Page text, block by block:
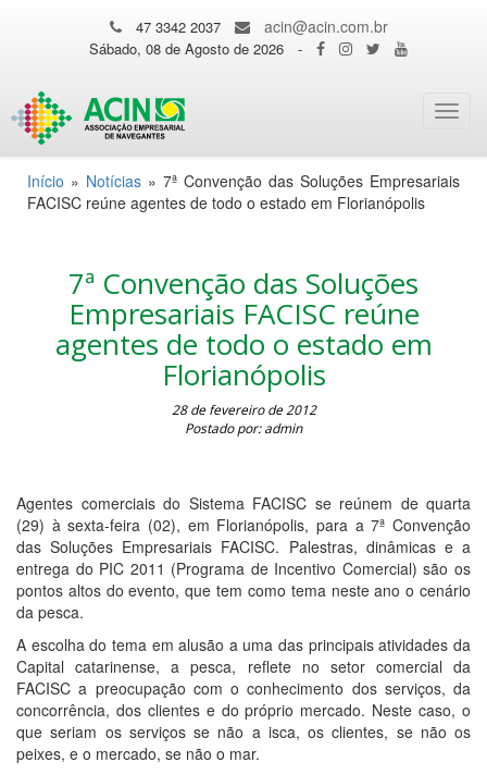
47 3342 2037 acin@acin.com.br
Sábado, 08 de Agosto de 2026 -
Início » Notícias » 7ª Convenção das Soluções Empresariais
FACISC reúne agentes de todo o estado em Florianópolis
7ª Convenção das Soluções
Empresariais FACISC reúne
agentes de todo o estado em
Florianópolis
28 de fevereiro de 2012
Postado por: admin
Agentes comerciais do Sistema FACISC se reúnem de quarta
(29) à sexta-feira (02), em Florianópolis, para a 7ª Convenção
das Soluções Empresariais FACISC. Palestras, dinâmicas e a
entrega do PIC 2011 (Programa de Incentivo Comercial) são os
pontos altos do evento, que tem como tema neste ano o cenário
da pesca.
A escolha do tema em alusão a uma das principais atividades da
Capital catarinense, a pesca, reflete no setor comercial da
FACISC a preocupação com o conhecimento dos serviços, da
concorrência, dos clientes e do próprio mercado. Neste caso, o
que seriam os serviços se não a isca, os clientes, se não os
peixes, e o mercado, se não o mar.